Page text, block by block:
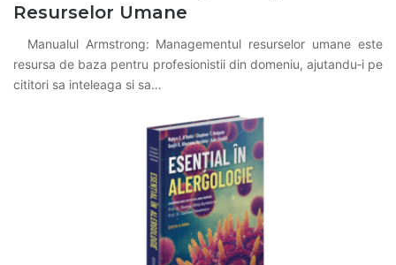
Resurselor Umane
Manualul Armstrong: Managementul resurselor umane este
resursa de baza pentru profesionistii din domeniu, ajutandu‑i pe
cititori sa inteleaga si sa…